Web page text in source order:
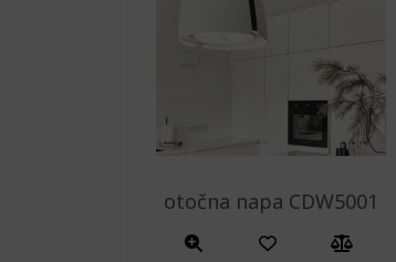
otočna napa CDW5001